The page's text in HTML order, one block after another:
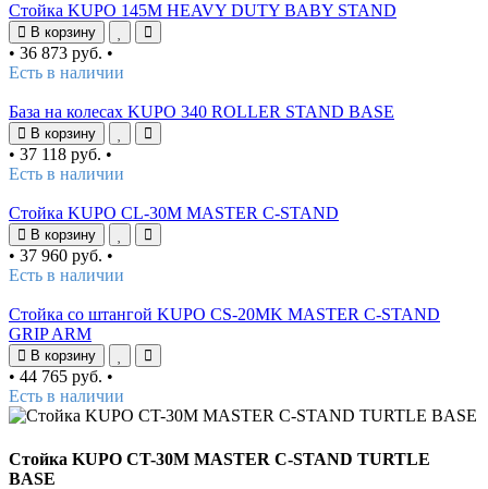
Стойка KUPO 145M HEAVY DUTY BABY STAND
В корзину
• 36 873 руб. •
Есть в наличии
База на колесах KUPO 340 ROLLER STAND BASE
В корзину
• 37 118 руб. •
Есть в наличии
Стойка KUPO CL-30M MASTER C-STAND
В корзину
• 37 960 руб. •
Есть в наличии
Стойка со штангой KUPO CS-20MK MASTER C-STAND
GRIP ARM
В корзину
• 44 765 руб. •
Есть в наличии
Стойка KUPO CT-30M MASTER C-STAND TURTLE
BASE